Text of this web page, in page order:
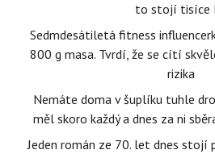
to stojí tisíce
Sedmdesátiletá fitness
800 g masa. Tvrdí, že se cítí
rizika
Nemáte doma v šuplíku tuhle
měl skoro každý a dnes za ni
Jeden román ze 70. let dnes stojí